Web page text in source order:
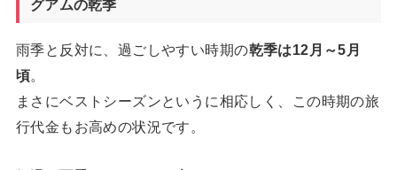
グアムの乾季
雨季と反対に、過ごしやすい時期の乾季は12月～5月
頃。
まさにベストシーズンというに相応しく、この時期の旅
行代金もお高めの状況です。